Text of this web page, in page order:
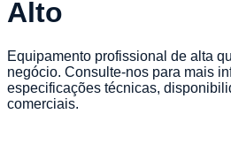
Alto
Equipamento profissional de alta
negócio. Consulte-nos para mais
especificações técnicas,
comerciais.